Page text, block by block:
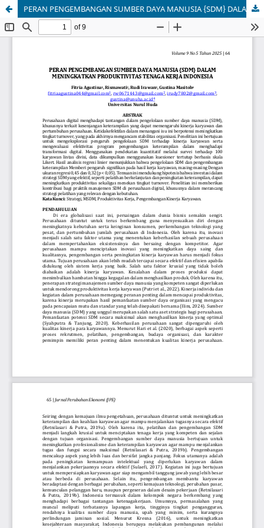
PERAN PENGEMBANGAN SUMBER DAYA MANUSIA {SDM} DALAM MENINGKATKAN PRODUKTIVITAS TENAGA KERJA INDONESIA